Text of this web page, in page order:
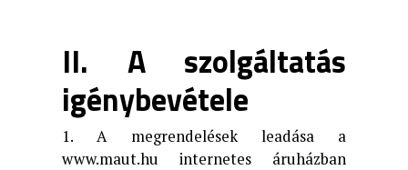
II. A szolgáltatás
igénybevétele
1. A megrendelések leadása a
www.maut.hu internetes áruházban